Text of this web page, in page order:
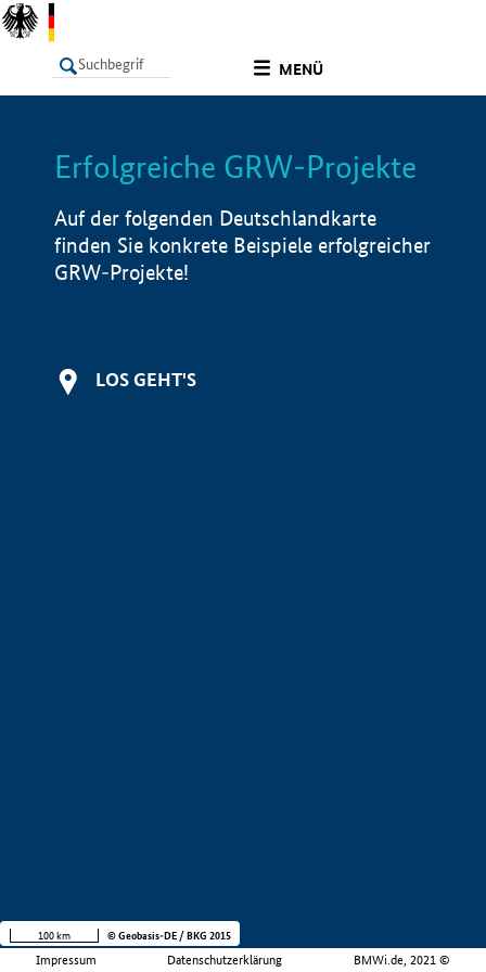
MENÜ
LISTE Info
Erfolgreiche GRW-Projekte
Auf der folgenden Deutschlandkarte
finden Sie konkrete Beispiele erfolgreicher
GRW-Projekte!
LOS GEHT'S
Impressum Datenschutzerklärung BMWi.de, 2021 ©
100 km © Geobasis-DE / BKG 2015